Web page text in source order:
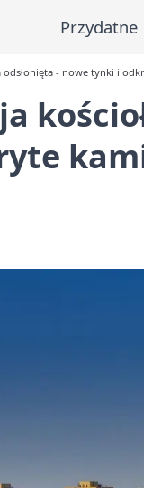
Przydatne
odsłonięta - nowe tynki i